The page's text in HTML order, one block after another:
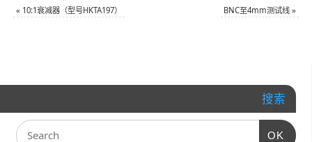
« 10:1衰减器（型号HKTA197） BNC至4mm测试线»
搜索
OK